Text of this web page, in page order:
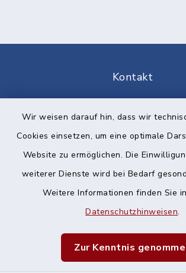
Wir weisen darauf hin, dass wir
Cookies einsetzen, um eine optimale
Website zu ermöglichen. Die
weiterer Dienste wird bei Bedarf
Weitere Informationen finden Sie
Datenschutzhinweisen.
Zur Kenntnis
Kontakt
Datenschutz
Impressum
Sitemap
Cookie-